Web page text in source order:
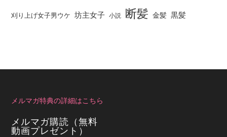
刈り上げ女子男ウケ 坊主女子 小説 断髪 金髪 黒髪
メルマガ特典の詳細はこちら
メルマガ購読（無料
動画プレゼント）